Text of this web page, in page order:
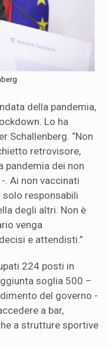
della pandemia,
Lo ha
Schallenberg. “Non
retrovisore,
pandemia dei non
. Ai non vaccinati
solo responsabili
degli altri. Non è
venga
e attendisti.”
224 posti in
soglia 500 –
del governo -
a bar,
a strutture sportive